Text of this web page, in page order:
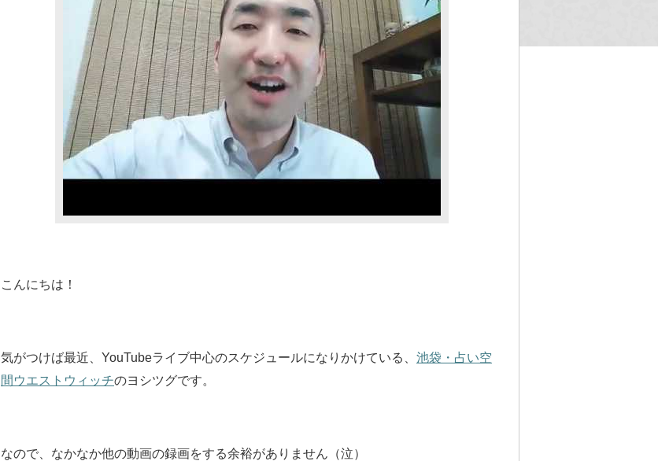
こんにちは！
気がつけば最近、YouTubeライブ中心のスケジュールになりかけている、 池袋・占い空
間ウエストウィッチのヨシツグです。
なので、なかなか他の動画の録画をする余裕がありません（泣）